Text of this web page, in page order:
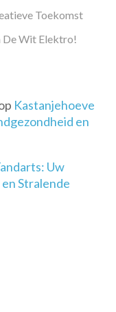
Toekomst
De Wit Elektro!
Kastanjehoeve
en
Uw
Stralende